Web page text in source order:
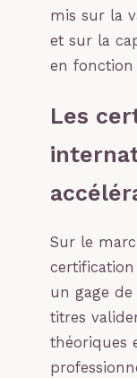
mis sur la
et sur la
en fonction
Les
Sur le
un gage
titres
théoriques